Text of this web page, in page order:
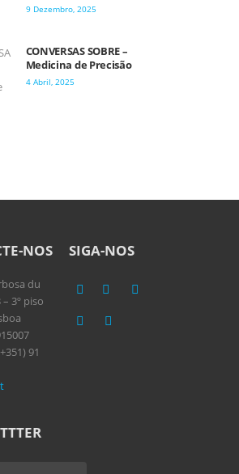
9 Dezembro, 2025
CONVERSAS SOBRE –
Medicina de Precisão
4 Abril, 2025
NOS
du
3º piso
91
SIGA-NOS